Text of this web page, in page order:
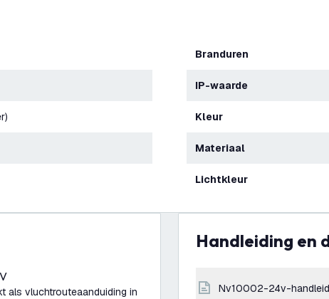
Branduren
IP-waarde
Kleur
Materiaal
Lichtkleur
als vluchtrouteaanduiding in
Handleiding en
nv10002-24v-